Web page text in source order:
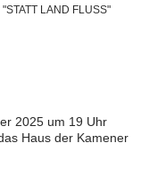
LAND FLUSS"
2025 um 19 Uhr
Haus der Kamener